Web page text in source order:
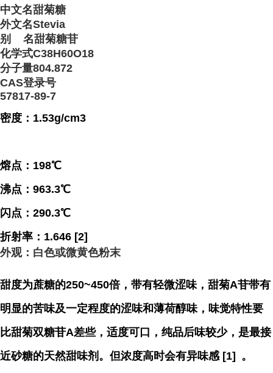
中文名甜菊糖
外文名Stevia
别 名甜菊糖苷
化学式C38H60O18
分子量804.872
CAS登录号
57817-89-7
密度：1.53g/cm3
熔点：198℃
沸点：963.3℃
闪点：290.3℃
折射率：1.646 [2]
外观：白色或微黄色粉末
甜度为蔗糖的250~450倍，带有轻微涩味，甜菊A苷带有
明显的苦味及一定程度的涩味和薄荷醇味，味觉特性要
比甜菊双糖苷A差些，适度可口，纯品后味较少，是最接
近砂糖的天然甜味剂。但浓度高时会有异味感 [1]
。